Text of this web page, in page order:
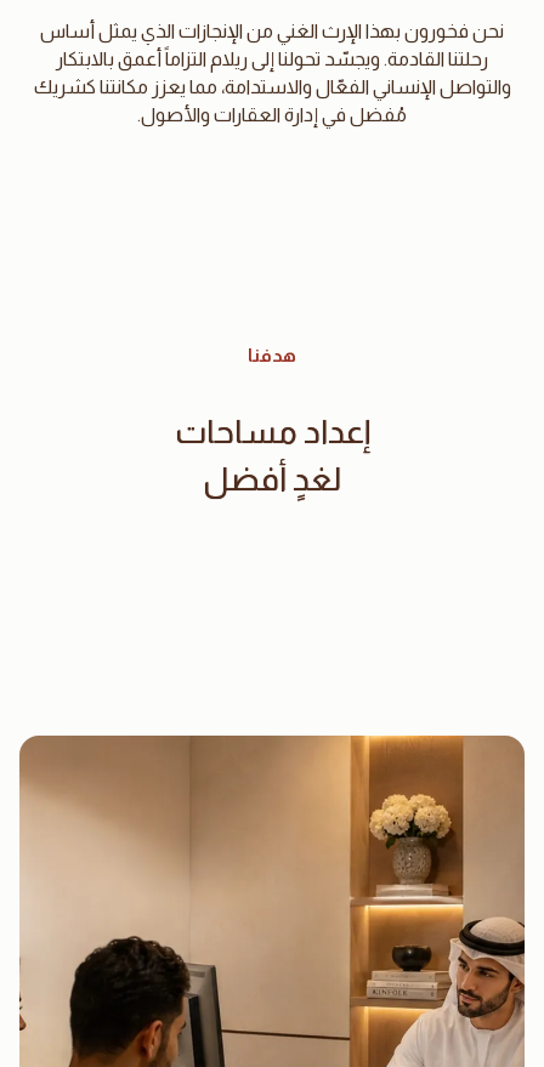
نحن فخورون بهذا الإرث الغني من الإنجازات الذي يمثل أساس
رحلتنا القادمة. ويجسّد تحولنا إلى ريلام التزاماً أعمق بالابتكار
والتواصل الإنساني الفعّال والاستدامة، مما يعزز مكانتنا كشريك
مُفضل في إدارة العقارات والأصول.
هدفنا
إعداد مساحات
لغدٍ أفضل